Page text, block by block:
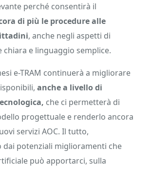
perché consentirà il
di più le procedure alle
, anche negli aspetti di
chiara e linguaggio semplice.
e-TRAM continuerà a migliorare
anche a livello di
che ci permetterà di
progettuale e renderlo ancora
servizi AOC. Il tutto,
dai potenziali miglioramenti che
può apportarci, sulla